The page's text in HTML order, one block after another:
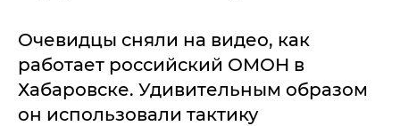
Очевидцы сняли на видео, как
работает российский ОМОН в
Хабаровске. Удивительным образом
он использовали тактику